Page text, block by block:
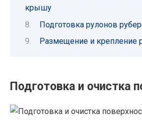
крышу
Подготовка рулонов
Размещение и крепление
Подготовка и очистка